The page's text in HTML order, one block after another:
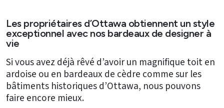
Ressources
Obtenez
une
SOUMISSION
GRATUITE
Les propriétaires d’Ottawa obtiennent un style
exceptionnel avec nos bardeaux de designer à
vie
Si vous avez déjà rêvé d’avoir un magnifique toit en
ardoise ou en bardeaux de cèdre comme sur les
bâtiments historiques d’Ottawa, nous pouvons
faire encore mieux.